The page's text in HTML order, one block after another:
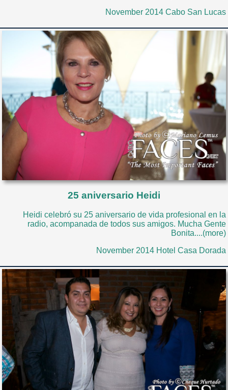
November 2014 Cabo San Lucas
25 aniversario Heidi
Heidi celebró su 25 aniversario de vida profesional en la
radio, acompanada de todos sus amigos. Mucha Gente
Bonita....(more)
November 2014 Hotel Casa Dorada